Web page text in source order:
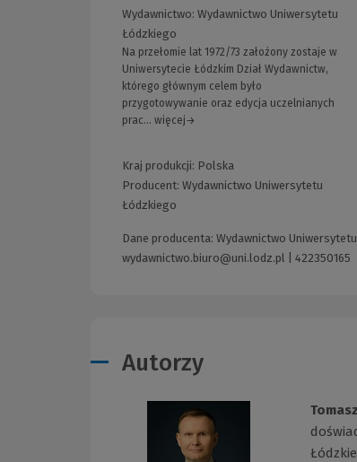
Wydawnictwo: Wydawnictwo Uniwersytetu
Łódzkiego
Na przełomie lat 1972/73 założony zostaje w
Uniwersytecie Łódzkim Dział Wydawnictw,
którego głównym celem było
przygotowywanie oraz edycja uczelnianych
prac... więcej→
Kraj produkcji: Polska
Producent: Wydawnictwo Uniwersytetu
Łódzkiego
Dane producenta: Wydawnictwo
wydawnictwo.biuro@uni.lodz.pl
422350165
Autorzy